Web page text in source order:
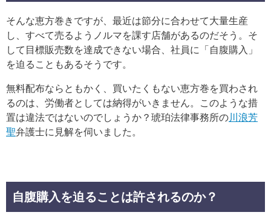
そんな恵方巻きですが、最近は節分に合わせて大量生産
し、すべて売るようノルマを課す店舗があるのだそう。そ
して目標販売数を達成できない場合、社員に「自腹購入」
を迫ることもあるそうです。
無料配布ならともかく、買いたくもない恵方巻を買わされ
るのは、労働者としては納得がいきません。このような措
置は違法ではないのでしょうか？琥珀法律事務所の川浪芳
聖弁護士に見解を伺いました。
自腹購入を迫ることは許されるのか？